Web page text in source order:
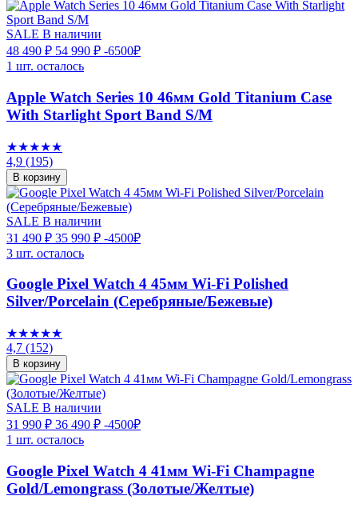
SALE В наличии
48 490 ₽ 54 990 ₽ -6500₽
1 шт. осталось
Apple Watch Series 10 46мм Gold Titanium Case
With Starlight Sport Band S/M
★★★★★
4,9 (195)
В корзину
SALE В наличии
31 490 ₽ 35 990 ₽ -4500₽
3 шт. осталось
Google Pixel Watch 4 45мм Wi-Fi Polished
Silver/Porcelain (Серебряные/Бежевые)
★★★★★
4,7 (152)
В корзину
SALE В наличии
31 990 ₽ 36 490 ₽ -4500₽
1 шт. осталось
Google Pixel Watch 4 41мм Wi-Fi Champagne
Gold/Lemongrass (Золотые/Желтые)